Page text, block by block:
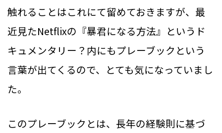
触れることはこれにて留めておきますが、最
近見たNetflixの『暴君になる方法』というド
キュメンタリー？内にもプレーブックという
言葉が出てくるので、とても気になっていまし
た。
このプレーブックとは、長年の経験則に基づ